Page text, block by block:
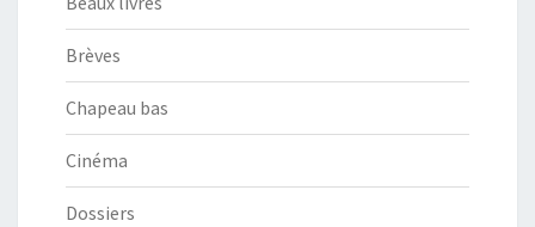
Brèves
Chapeau bas
Cinéma
Dossiers